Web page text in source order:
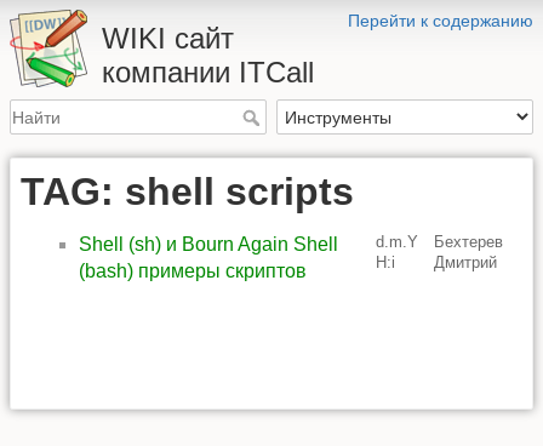
Перейти к содержанию
WIKI сайт
компании ITCall
TAG: shell scripts
Shell (sh) и Bourn Again Shell
(bash) примеры скриптов
d.m.Y
H:i
Бехтерев
Дмитрий